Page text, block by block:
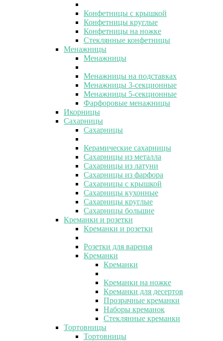
Конфетницы с крышкой
Конфетницы круглые
Конфетницы на ножке
Стеклянные конфетницы
Менажницы
Менажницы
Менажницы на подставках
Менажницы 3-секционные
Менажницы 5-секционные
Фарфоровые менажницы
Икорницы
Сахарницы
Сахарницы
Керамические сахарницы
Сахарницы из металла
Сахарницы из латуни
Сахарницы из фарфора
Сахарницы с крышкой
Сахарницы кухонные
Сахарницы круглые
Сахарницы большие
Креманки и розетки
Креманки и розетки
Розетки для варенья
Креманки
Креманки
Креманки на ножке
Креманки для десертов
Прозрачные креманки
Наборы креманок
Стеклянные креманки
Тортовницы
Тортовницы